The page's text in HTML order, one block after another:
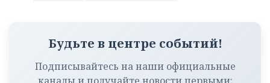
Будьте в центре событий!
Подписывайтесь на наши официальные